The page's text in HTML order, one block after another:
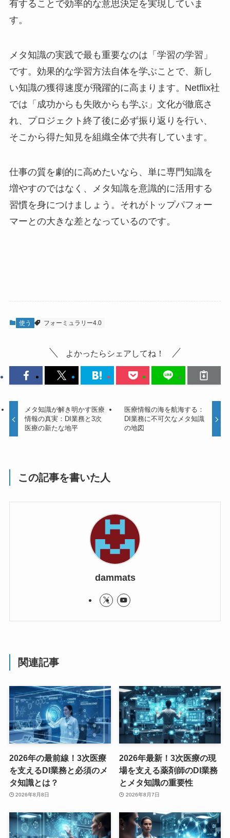
有することで効率的な意思決定を実現していま
す。
メタ知識の実践で最も重要なのは「学習の学習」
です。効果的な学習方法自体を学ぶことで、新し
い知識の獲得速度が飛躍的に高まります。Netflix社
では「成功からも失敗からも学ぶ」文化が徹底さ
れ、プロジェクト終了後に必ず振り返りを行い、
そこから得た知見を組織全体で共有しています。
仕事の質を劇的に高めたいなら、単に専門知識を
増やすのではなく、メタ知識を意識的に活用する
習慣を身につけましょう。それがトップパフォー
マーとの大きな差となっているのです。
使う フォーミュラリー4.0
よかったらシェアしてね！
メタ知識が解き明かす医療
情報の真実：DI業務と3次
医療の新たな地平
医療情報の海を航海する：
DI業務に不可欠なメタ知識
の地図
この記事を書いた人
dammats
関連記事
2026年の最前線！3次医療
を支えるDI業務と必須のメ
タ知識とは？
2026年8月8日
2026年最新！3次医療の現
場を支える薬剤師のDI業務
とメタ知識の重要性
2026年8月7日